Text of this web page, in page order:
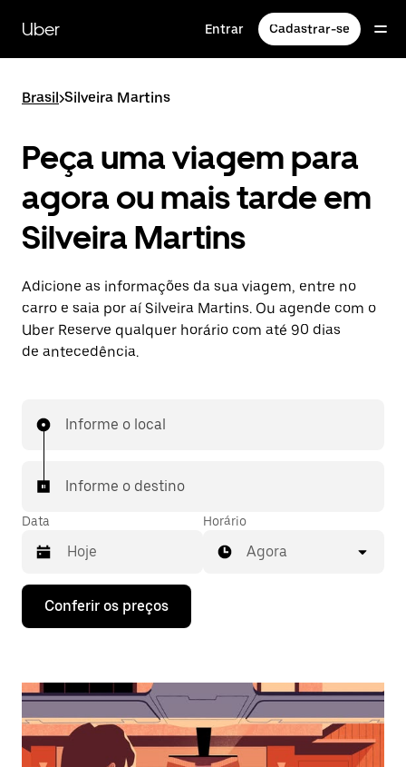
para
conteúdo
Uber Entrar Cadastrar-se
Brasil>Silveira Martins
Peça uma viagem para
agora ou mais tarde em
Silveira Martins
Adicione as informações da sua viagem, entre no
carro e saia por aí Silveira Martins. Ou agende com o
Uber Reserve qualquer horário com até 90 dias
de antecedência.
Informe o local
Informe o destino
Data
Pressione
seta
interagir
o
calendário
Horário
Agora
Conferir os preços